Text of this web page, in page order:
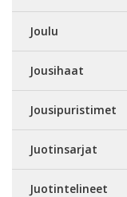
Joulu
Jousihaat
Jousipuristimet
Juotinsarjat
Juotintelineet